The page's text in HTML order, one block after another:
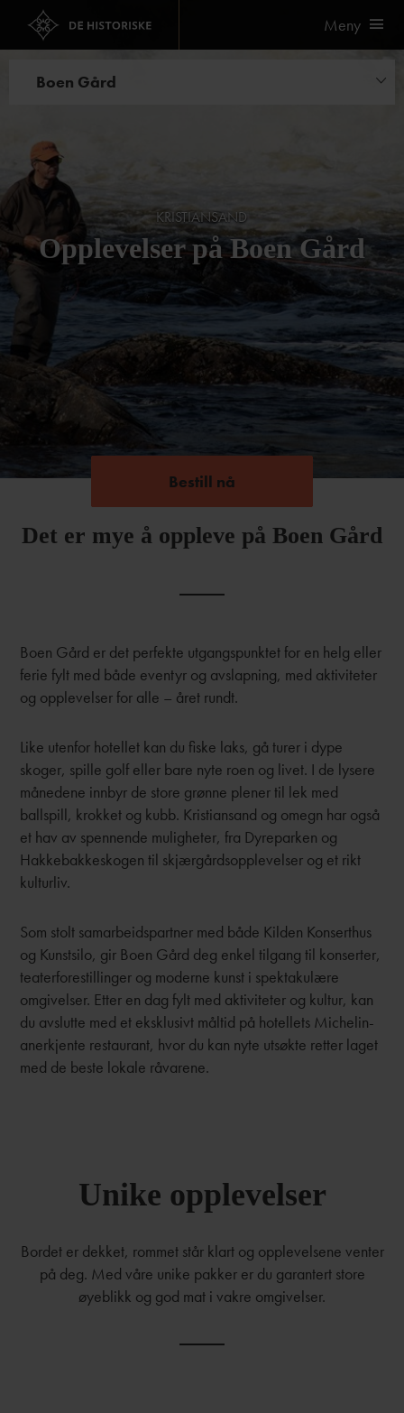
Meny
Boen Gård
Bryllup og selskap
Kurs og konferanse
KRISTIANSAND
Opplevelser på Boen Gård
Bestill nå
Bestill nå
Det er mye å oppleve på Boen Gård
Boen Gård er det perfekte utgangspunktet for en helg eller
ferie fylt med både eventyr og avslapning, med aktiviteter
og opplevelser for alle – året rundt.
Like utenfor hotellet kan du fiske laks, gå turer i dype
skoger, spille golf eller bare nyte roen og livet. I de lysere
månedene innbyr de store grønne plener til lek med
ballspill, krokket og kubb. Kristiansand og omegn har også
et hav av spennende muligheter, fra Dyreparken og
Hakkebakkeskogen til skjærgårdsopplevelser og et rikt
kulturliv.
Som stolt samarbeidspartner med både Kilden Konserthus
og Kunstsilo, gir Boen Gård deg enkel tilgang til konserter,
teaterforestillinger og moderne kunst i spektakulære
omgivelser. Etter en dag fylt med aktiviteter og kultur, kan
du avslutte med et eksklusivt måltid på hotellets Michelin-
anerkjente restaurant, hvor du kan nyte utsøkte retter laget
med de beste lokale råvarene.
Unike opplevelser
Bordet er dekket, rommet står klart og opplevelsene venter
på deg. Med våre unike pakker er du garantert store
øyeblikk og god mat i vakre omgivelser.